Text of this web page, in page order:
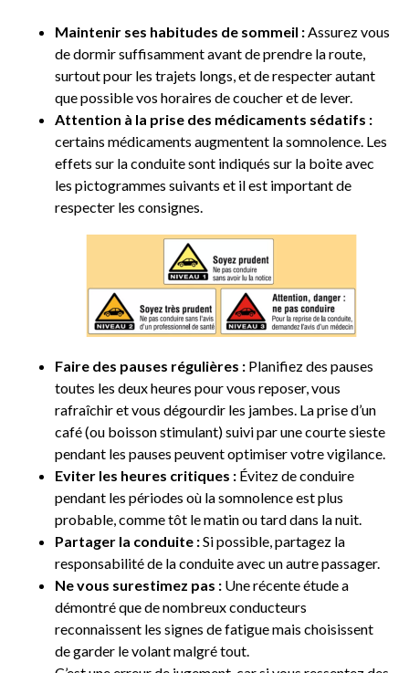
Maintenir ses habitudes de sommeil :Assurez vous
de dormir suffisamment avant de prendre la route,
surtout pour les trajets longs, et de respecter autant
que possible vos horaires de coucher et de lever.
Attention à la prise des médicaments sédatifs :
certains médicaments augmentent la somnolence. Les
effets sur la conduite sont indiqués sur la boite avec
les pictogrammes suivants et il est important de
respecter les consignes.
Faire des pauses régulières : Planifiez des pauses
toutes les deux heures pour vous reposer, vous
rafraîchir et vous dégourdir les jambes. La prise d’un
café (ou boisson stimulant) suivi par une courte sieste
pendant les pauses peuvent optimiser votre vigilance.
Eviter les heures critiques : Évitez de conduire
pendant les périodes où la somnolence est plus
probable, comme tôt le matin ou tard dans la nuit.
Partager la conduite :Si possible, partagez la
responsabilité de la conduite avec un autre passager.
Ne vous surestimez pas : Une récente étude a
démontré que de nombreux conducteurs
reconnaissent les signes de fatigue mais choisissent
de garder le volant malgré tout.